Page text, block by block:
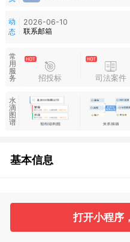
动
态
2026-06-10
联系邮箱
常
用
服
务
招投标 司法案件
水
滴
图
谱
基本信息
股东信息
打开小程序